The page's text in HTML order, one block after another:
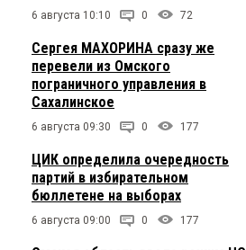
6 августа 10:10 0 72
Сергея МАХОРИНА сразу же
перевели из Омского
пограничного управления в
Сахалинское
6 августа 09:30 0 177
ЦИК определила очередность
партий в избирательном
бюллетене на выборах
6 августа 09:00 0 177